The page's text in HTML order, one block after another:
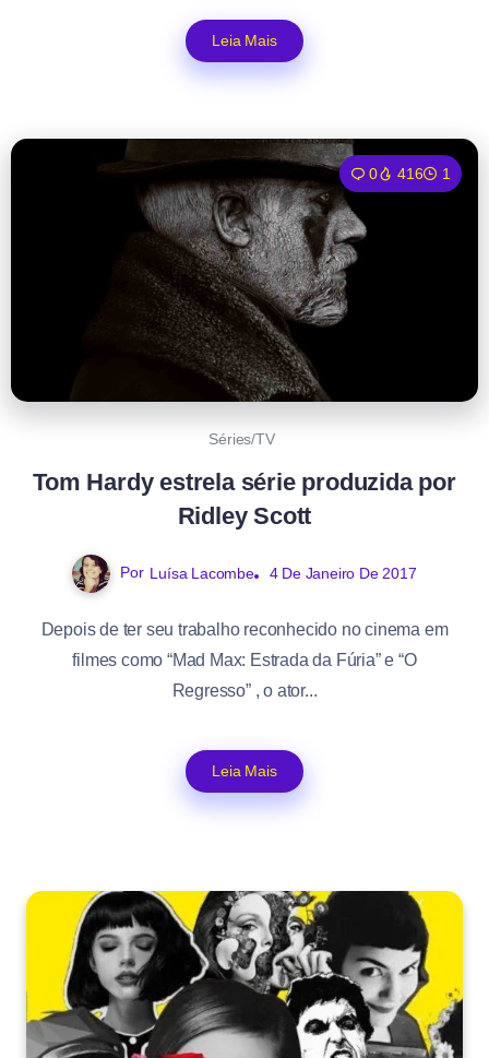
Leia Mais
0 416 1
Séries/TV
Tom Hardy estrela série produzida por
Ridley Scott
Por Luísa Lacombe 4 De Janeiro De 2017
Depois de ter seu trabalho reconhecido no cinema em
filmes como “Mad Max: Estrada da Fúria” e “O
Regresso” , o ator...
Leia Mais